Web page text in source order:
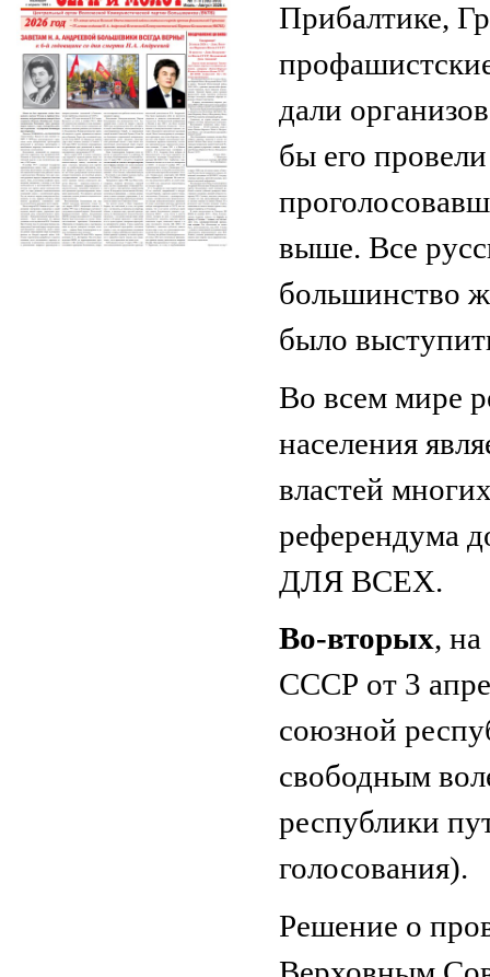
Прибалтике,
дали
бы его
выше. Все
большинство
было
Во всем мире
населения
властей
референдума
ДЛЯ ВСЕХ.
Во-вторых, на
СССР от 3
союзной
свободным
республики
голосования).
Решение о